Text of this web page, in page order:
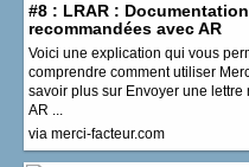
#8 : LRAR :
recommandées avec AR
Voici une explication qui vous
comprendre comment utiliser
savoir plus sur Envoyer une lettre
AR ...
via merci-facteur.com